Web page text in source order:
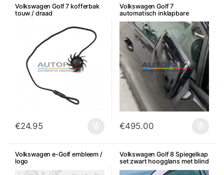
Volkswagen Golf 7 kofferbak
touw / draad
€24.95
Volkswagen Golf 7
automatisch inklapbare
spiegels
€495.00
Volkswagen e-Golf embleem /
logo
Volkswagen Golf 8 Spiegelkap
set zwart hoogglans met blind
spot assist uitsparing